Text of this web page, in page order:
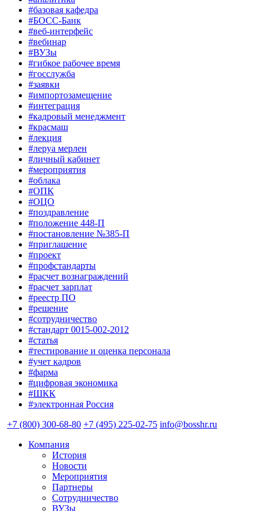
#базовая кафедра
#БОСС-Банк
#веб-интерфейс
#вебинар
#ВУЗы
#гибкое рабочее время
#госслужба
#заявки
#импортозамещение
#интеграция
#кадровый менеджмент
#красмаш
#лекция
#леруа мерлен
#личный кабинет
#мероприятия
#облака
#ОПК
#ОЦО
#поздравление
#положение 448-П
#постановление №385-П
#приглашение
#проект
#профстандарты
#расчет вознаграждений
#расчет зарплат
#реестр ПО
#решение
#сотрудничество
#стандарт 0015-002-2012
#статья
#тестирование и оценка персонала
#учет кадров
#фарма
#цифровая экономика
#ШКК
#электронная Россия
+7 (800) 300-68-80 +7 (495) 225-02-75 info@bosshr.ru
Компания
История
Новости
Мероприятия
Партнеры
Сотрудничество
ВУЗы